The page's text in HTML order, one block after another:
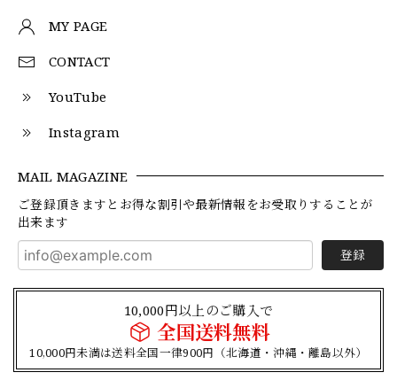
MY PAGE
CONTACT
YouTube
Instagram
MAIL MAGAZINE
ご登録頂きますとお得な割引や最新情報をお受取りすることが
出来ます
登録
10,000円以上のご購入で
全国送料無料
10,000円未満は送料全国一律900円（北海道・沖縄・離島以外）